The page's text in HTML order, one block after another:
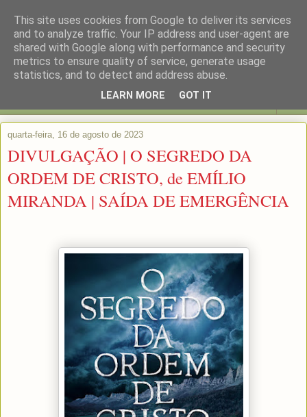
quarta-feira, 16 de agosto de 2023
DIVULGAÇÃO | O SEGREDO DA
ORDEM DE CRISTO, de EMÍLIO
MIRANDA | SAÍDA DE EMERGÊNCIA
This site uses cookies from Google to deliver its services
and to analyze traffic. Your IP address and user-agent are
shared with Google along with performance and security
metrics to ensure quality of service, generate usage
statistics, and to detect and address abuse.
LEARN MORE GOT IT